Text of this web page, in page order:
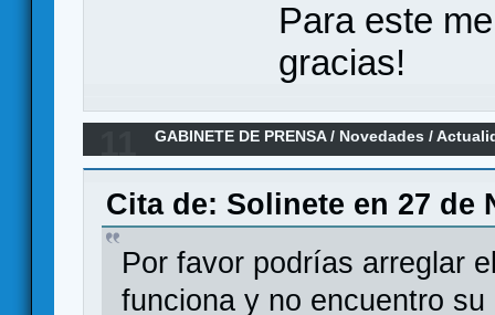
Para este
gracias!
GABINETE DE PRENSA/ Novedades /
'Caravana al Oeste'
Cita de: Solinete en 27 de
Por favor podrías arreglar
funciona y no encuentro